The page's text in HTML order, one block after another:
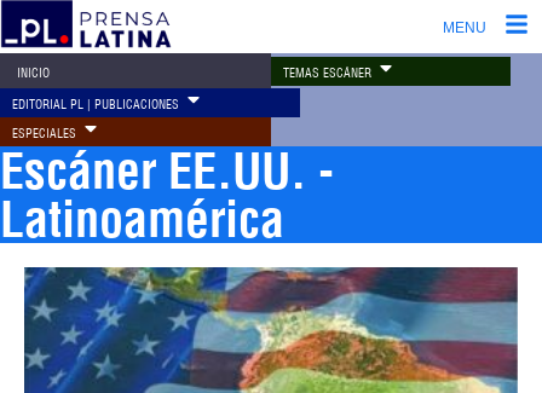
MENU
INICIO TEMAS ESCÁNER
EDITORIAL PL | PUBLICACIONES
ESPECIALES
Escáner EE.UU. -
Latinoamérica